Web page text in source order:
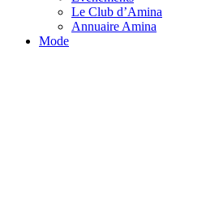
Le Club d’Amina
Annuaire Amina
Mode